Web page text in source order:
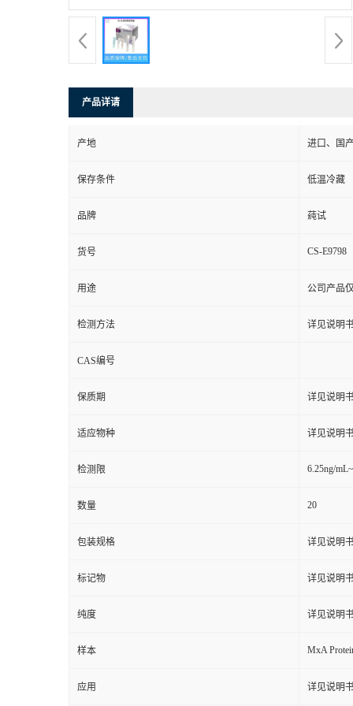
产品详请
产地 进口、国产
保存条件 低温冷藏
品牌 莼试
货号 CS-E9798
用途 公司产品
检测方法 详见说明
CAS编号
保质期 详见说明
适应物种 详见说明
检测限 6.25ng/
数量 20
包装规格 详见说明
标记物 详见说明
纯度 详见说明
样本 MxA
应用 详见说明